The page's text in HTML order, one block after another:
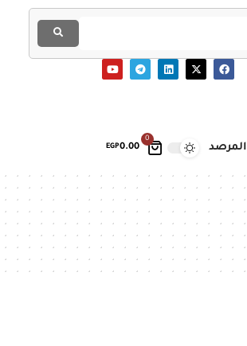
0
EGP0.00 المرصد